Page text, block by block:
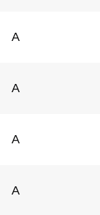
A
A
A
A